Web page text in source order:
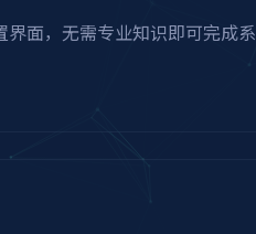
界面，无需专业知识即可完成系